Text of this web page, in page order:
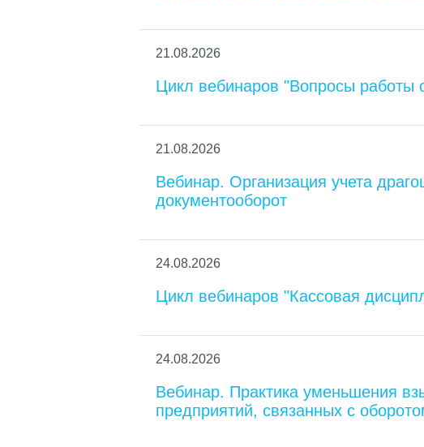
21.08.2026
Цикл вебинаров "Вопросы работы
21.08.2026
Вебинар. Организация учета
документооборот
24.08.2026
Цикл вебинаров "Кассовая
24.08.2026
Вебинар. Практика уменьшения
предприятий, связанных с